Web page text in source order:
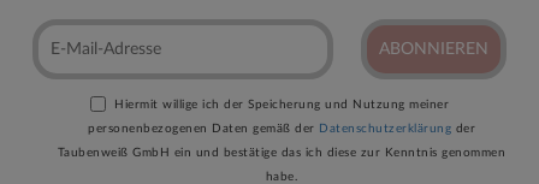
ABONNIEREN
Hiermit willige ich der Speicherung und Nutzung meiner
personenbezogenen Daten gemäß der Datenschutzerklärung der
Taubenweiß GmbH ein und bestätige das ich diese zur Kenntnis genommen
habe.